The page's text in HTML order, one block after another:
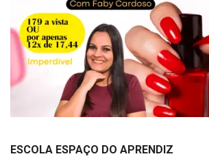
ESCOLA ESPAÇO DO APRENDIZ